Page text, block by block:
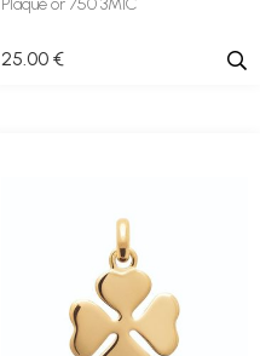
Plaqué or 750 3MIC
25.00 €